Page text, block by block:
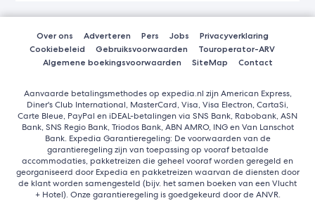
Over ons Adverteren Pers Jobs
Privacyverklaring
Cookiebeleid
Gebruiksvoorwaarden
Touroperator-ARV
Algemene boekingsvoorwaarden
SiteMap Contact
Aanvaarde betalingsmethodes op expedia.nl zijn American Express,
Diner's Club International, MasterCard, Visa, Visa Electron, CartaSi,
Carte Bleue, PayPal en iDEAL-betalingen via SNS Bank, Rabobank, ASN
Bank, SNS Regio Bank, Triodos Bank, ABN AMRO, ING en Van Lanschot
Bank. Expedia Garantieregeling: De voorwaarden van de
garantieregeling zijn van toepassing op vooraf betaalde
accommodaties, pakketreizen die geheel vooraf worden geregeld en
georganiseerd door Expedia en pakketreizen waarvan de diensten door
de klant worden samengesteld (bijv. het samen boeken van een Vlucht
+ Hotel). Onze garantieregeling is goedgekeurd door de ANVR.